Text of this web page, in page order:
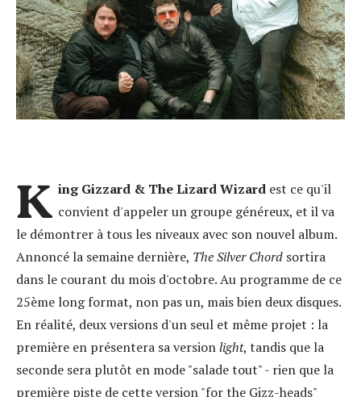
K ing Gizzard & The Lizard Wizard est ce qu'il
convient d'appeler un groupe généreux, et il va
le démontrer à tous les niveaux avec son nouvel album.
Annoncé la semaine dernière, The Silver Chord sortira
dans le courant du mois d'octobre. Au programme de ce
25ème long format, non pas un, mais bien deux disques.
En réalité, deux versions d'un seul et même projet : la
première en présentera sa versionlight, tandis que la
seconde sera plutôt en mode "salade tout" - rien que la
première piste de cette version "for the Gizz-heads"